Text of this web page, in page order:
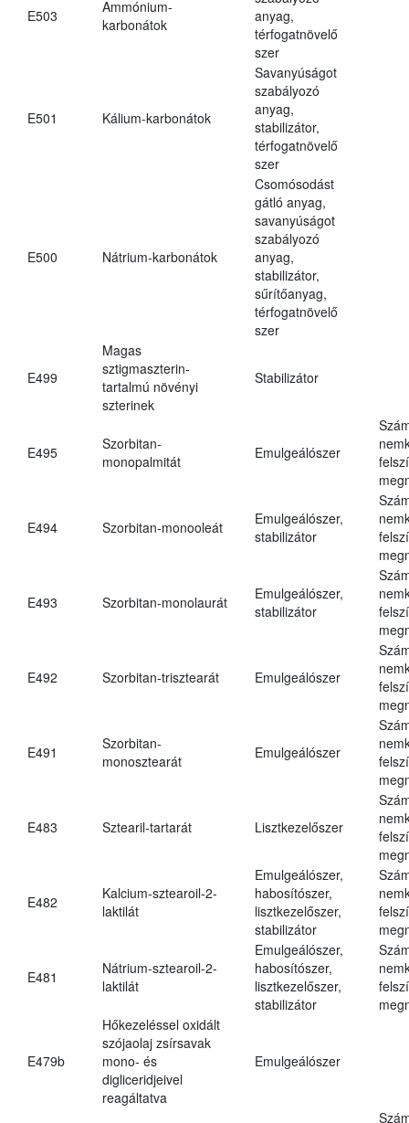
E503
Ammónium-
karbonátok
anyag,
térfogatnövelő
szer
E501 Kálium-karbonátok
Savanyúságot
szabályozó
anyag,
stabilizátor,
térfogatnövelő
szer
E500 Nátrium-karbonátok
Csomósodást
gátló anyag,
savanyúságot
szabályozó
anyag,
stabilizátor,
sűrítőanyag,
térfogatnövelő
szer
E499
Magas
sztigmaszterin-
tartalmú növényi
szterinek
Stabilizátor
E495
Szorbitan-
monopalmitát
Emulgeálószer
E494 Szorbitan-monooleát
Emulgeálószer,
stabilizátor
E493 Szorbitan-monolaurát
Emulgeálószer,
stabilizátor
E492 Szorbitan-trisztearát Emulgeálószer
E491
Szorbitan-
monosztearát
Emulgeálószer
E483 Sztearil-tartarát Lisztkezelőszer
E482
Kalcium-sztearoil-2-
laktilát
Emulgeálószer,
habosítószer,
lisztkezelőszer,
stabilizátor
E481
Nátrium-sztearoil-2-
laktilát
Emulgeálószer,
habosítószer,
lisztkezelőszer,
stabilizátor
E479b
Hőkezeléssel oxidált
szójaolaj zsírsavak
mono- és
digliceridjeivel
reagáltatva
Emulgeálószer